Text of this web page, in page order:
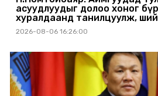
асуудлуудыг долоо хоног
хуралдаанд танилцуулж,
2026-08-06 16:26:00